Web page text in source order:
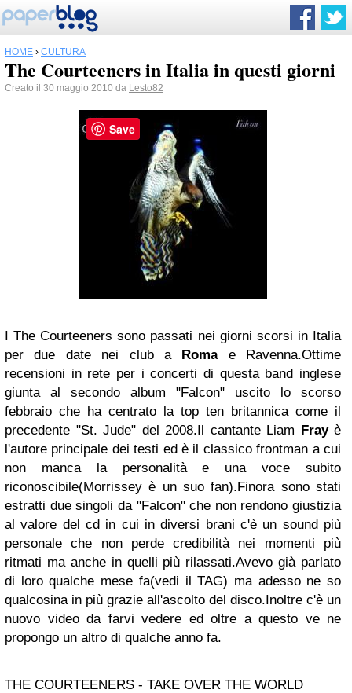
HOME › CULTURA
The Courteeners in Italia in questi giorni
Creato il 30 maggio 2010 da Lesto82
I The Courteeners sono passati nei giorni scorsi in Italia
per due date nei club a Romae Ravenna.Ottime
recensioni in rete per i concerti di questa band inglese
giunta al secondo album "Falcon" uscito lo scorso
febbraio che ha centrato la top ten britannica come il
precedente "St. Jude" del 2008.Il cantante Liam Frayè
l'autore principale dei testi ed è il classico frontman a cui
non manca la personalità e una voce subito
riconoscibile(Morrissey è un suo fan).Finora sono stati
estratti due singoli da "Falcon" che non rendono giustizia
al valore del cd in cui in diversi brani c'è un sound più
personale che non perde credibilità nei momenti più
ritmati ma anche in quelli più rilassati.Avevo già parlato
di loro qualche mese fa(vedi il TAG) ma adesso ne so
qualcosina in più grazie all'ascolto del disco.Inoltre c'è un
nuovo video da farvi vedere ed oltre a questo ve ne
propongo un altro di qualche anno fa.
THE COURTEENERS - TAKE OVER THE WORLD
Save